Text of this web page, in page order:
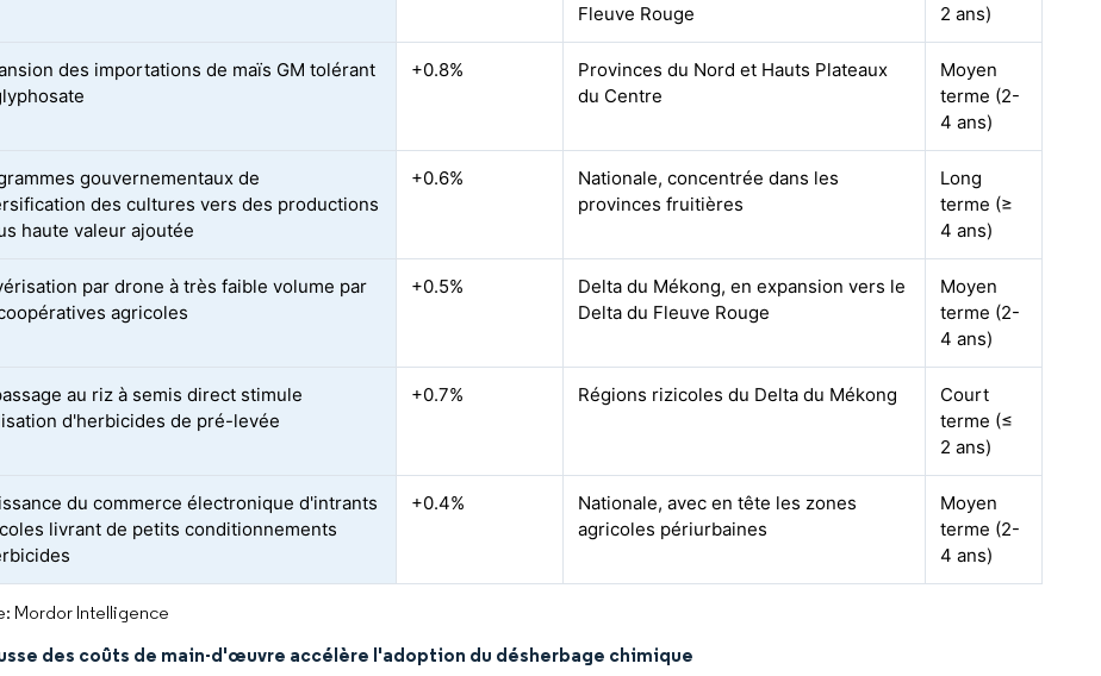
Fleuve Rouge
2 ans)
des importations de maïs GM tolérant
+0.8%
Provinces du Nord et Hauts Plateaux
du Centre
Moyen
terme (2-
4 ans)
gouvernementaux de
des cultures vers des productions
haute valeur ajoutée
+0.6%
Nationale, concentrée dans les
provinces fruitières
Long
terme (≥
4 ans)
par drone à très faible volume par
agricoles
+0.5%
Delta du Mékong, en expansion vers le
Delta du Fleuve Rouge
Moyen
terme (2-
4 ans)
au riz à semis direct stimule
d'herbicides de pré-levée
+0.7% Régions rizicoles du Delta du Mékong
Court
terme (≤
2 ans)
du commerce électronique d'intrants
livrant de petits conditionnements
+0.4%
Nationale, avec en tête les zones
agricoles périurbaines
Moyen
terme (2-
4 ans)
Mordor Intelligence
des coûts de main-d'œuvre accélère l'adoption du désherbage chimique